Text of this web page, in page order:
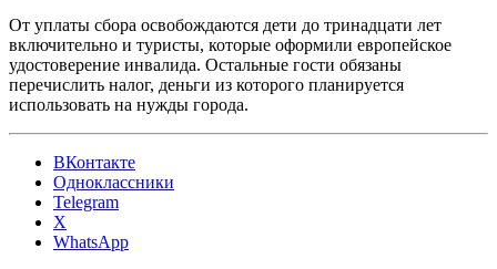
От уплаты сбора освобождаются дети до тринадцати лет
включительно и туристы, которые оформили европейское
удостоверение инвалида. Остальные гости обязаны
перечислить налог, деньги из которого планируется
использовать на нужды города.
ВКонтакте
Одноклассники
Telegram
X
WhatsApp